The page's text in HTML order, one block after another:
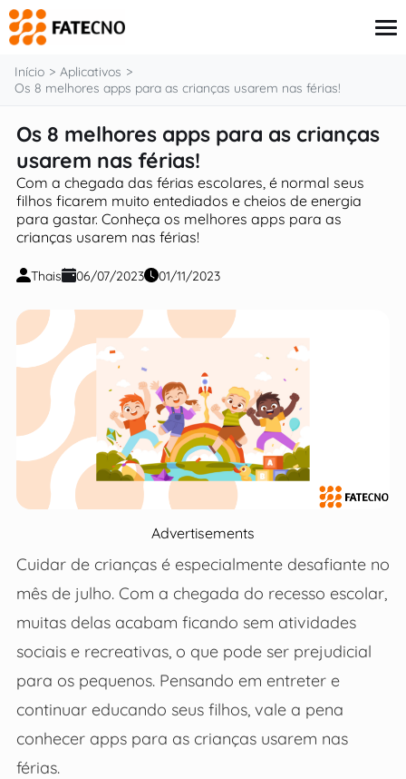
o
conteúdo
Aplicativos
Tutoriais
Governo
Renda Extra
Finanças
Início
Aplicativos
Os 8 melhores apps para as crianças usarem nas férias!
Os 8 melhores apps para as crianças
usarem nas férias!
Com a chegada das férias escolares, é normal seus
filhos ficarem muito entediados e cheios de energia
para gastar. Conheça os melhores apps para as
crianças usarem nas férias!
Thais 06/07/2023 01/11/2023
Advertisements
Cuidar de crianças é especialmente desafiante no
mês de julho. Com a chegada do recesso escolar,
muitas delas acabam ficando sem atividades
sociais e recreativas, o que pode ser prejudicial
para os pequenos. Pensando em entreter e
continuar educando seus filhos, vale a pena
conhecer apps para as crianças usarem nas
férias.